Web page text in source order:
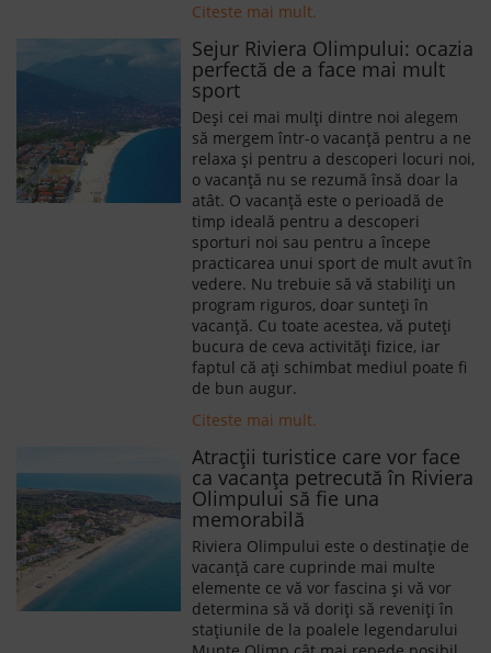
Citeste mai mult.
Sejur Riviera Olimpului: ocazia
perfectă de a face mai mult
sport
Deși cei mai mulți dintre noi alegem
să mergem într-o vacanță pentru a ne
relaxa și pentru a descoperi locuri noi,
o vacanță nu se rezumă însă doar la
atât. O vacanță este o perioadă de
timp ideală pentru a descoperi
sporturi noi sau pentru a începe
practicarea unui sport de mult avut în
vedere. Nu trebuie să vă stabiliți un
program riguros, doar sunteți în
vacanță. Cu toate acestea, vă puteți
bucura de ceva activități fizice, iar
faptul că ați schimbat mediul poate fi
de bun augur.
Citeste mai mult.
Atracții turistice care vor face
ca vacanța petrecută în Riviera
Olimpului să fie una
memorabilă
Riviera Olimpului este o destinaţie de
vacanţă care cuprinde mai multe
elemente ce vă vor fascina şi vă vor
determina să vă doriţi să reveniţi în
staţiunile de la poalele legendarului